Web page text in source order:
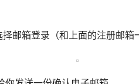
邮箱登录（和上面的注册邮箱